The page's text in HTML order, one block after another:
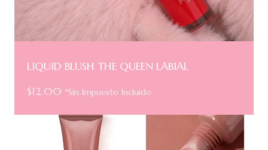
LIQUID BLUSH THE QUEEN LABIAL
$12.00 *Sin Impuesto Incluido